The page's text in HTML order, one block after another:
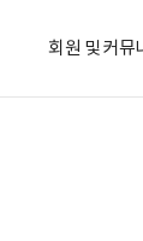
회원 및 커뮤